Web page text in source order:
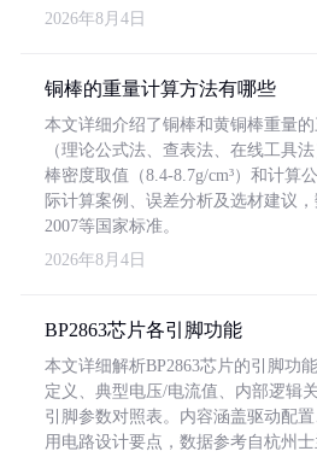
2026年8月4日
铜棒的重量计算方法有哪些
本文详细介绍了铜棒和黄铜棒重量
（理论公式法、查表法、在线工具
棒密度取值（8.4-8.7g/cm³）和计算
际计算案例、误差分析及选材建议
2007等国家标准。
2026年8月4日
BP2863芯片各引脚功能
本文详细解析BP2863芯片的引脚功
定义、典型电压/电流值、内部逻辑
引脚参数对照表。内容涵盖驱动配
用电路设计要点，数据参考自杭州